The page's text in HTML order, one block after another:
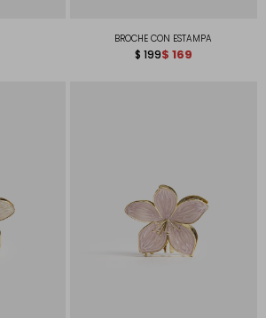
BROCHE CON ESTAMPA
$ 199$ 169